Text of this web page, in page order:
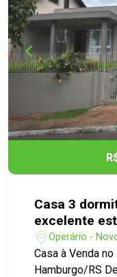
Casa 3
excelente
Bairro
Operário -
Casa à Venda
Hamburgo/RS Descubra o seu novo lar no